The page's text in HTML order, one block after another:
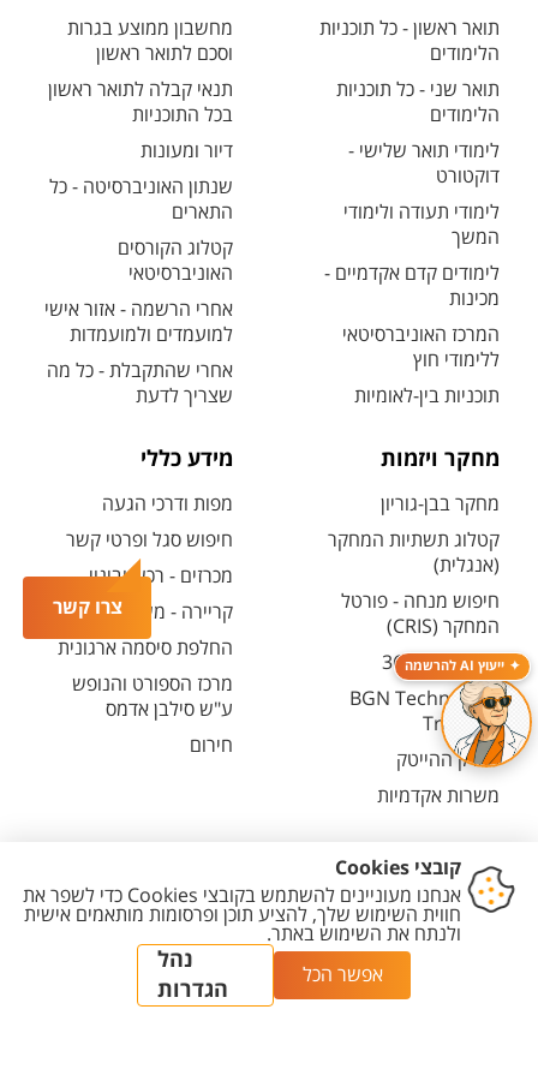
צרו קשר
ייעוץ AI להרשמה
תואר ראשון - כל תוכניות
הלימודים
תואר שני - כל תוכניות
הלימודים
לימודי תואר שלישי -
דוקטורט
לימודי תעודה ולימודי
המשך
לימודים קדם אקדמיים -
מכינות
המרכז האוניברסיטאי
ללימודי חוץ
תוכניות בין-לאומיות
מחשבון ממוצע בגרות
וסכם לתואר ראשון
תנאי קבלה לתואר ראשון
בכל התוכניות
דיור ומעונות
שנתון האוניברסיטה - כל
התארים
קטלוג הקורסים
האוניברסיטאי
אחרי הרשמה - אזור אישי
למועמדים ולמועמדות
אחרי שהתקבלת - כל מה
שצריך לדעת
מחקר ויזמות
מחקר בבן-גוריון
קטלוג תשתיות המחקר
(אנגלית)
חיפוש מנחה - פורטל
המחקר (CRIS)
מרכז יזמות 360
BGN Technology
Transfer
פארק ההייטק
משרות אקדמיות
מידע כללי
מפות ודרכי הגעה
חיפוש סגל ופרטי קשר
מכרזים - רכש ובינוי
קריירה - משרות פתוחות
החלפת סיסמה ארגונית
מרכז הספורט והנופש
ע"ש סילבן אדמס
חירום
נגישות
מדיניות
מדיניות עריכת
תוכן